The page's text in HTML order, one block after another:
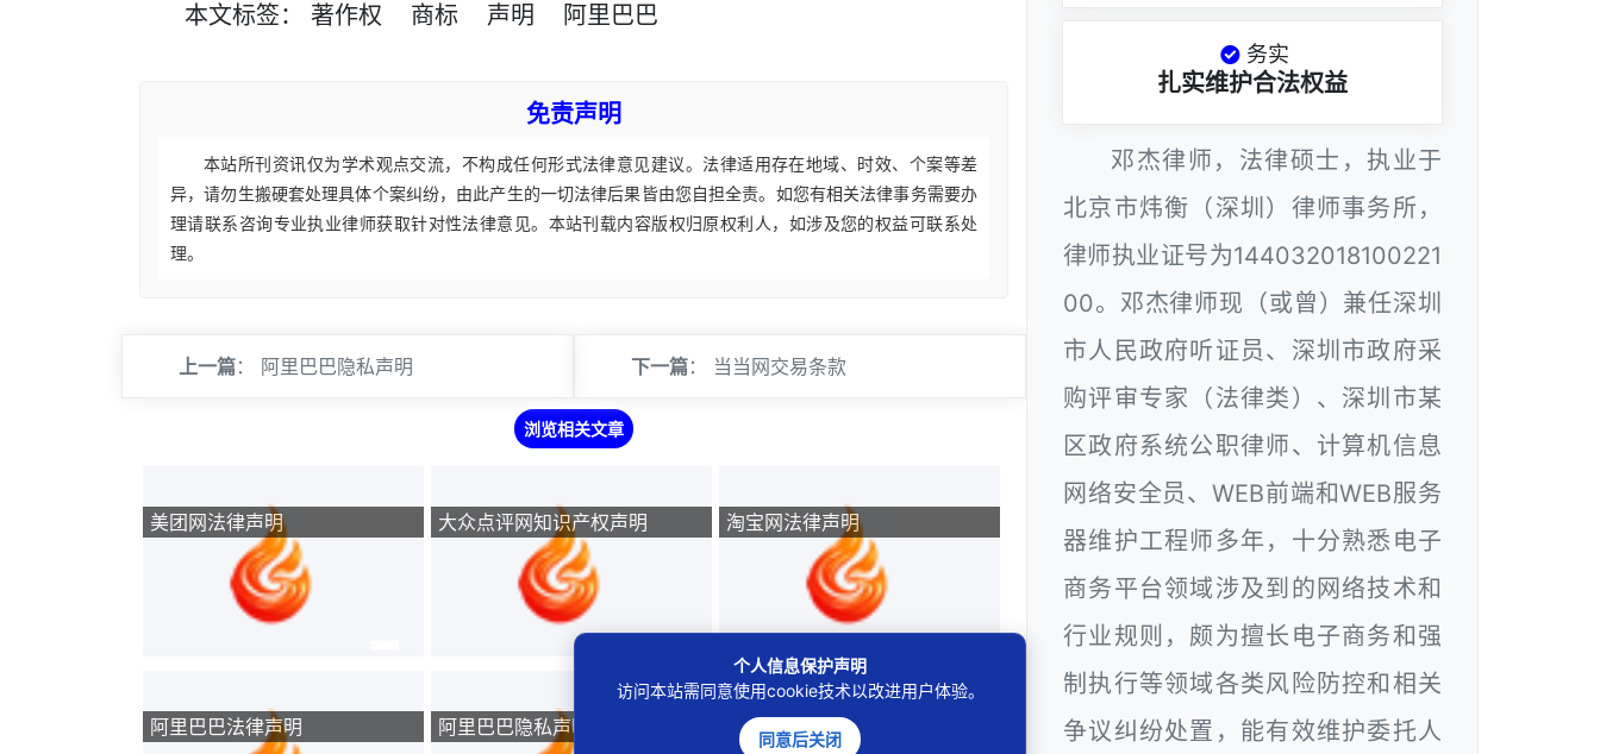
本文标签： 著作权 商标 声明 阿里巴巴
免责声明
本站所刊资讯仅为学术观点交流，不构成任何形式法律意见建议。法律适用存在地域、时效、个案等差
异，请勿生搬硬套处理具体个案纠纷，由此产生的一切法律后果皆由您自担全责。如您有相关法律事务需要办
理请联系咨询专业执业律师获取针对性法律意见。本站刊载内容版权归原权利人，如涉及您的权益可联系处
理。
上一篇： 阿里巴巴隐私声明 下一篇： 当当网交易条款
浏览相关文章
美团网法律声明 大众点评网知识产权声明 淘宝网法律声明
阿里巴巴法律声明 阿里巴巴隐私声明 亚马逊网隐私声明
务实
扎实维护合法权益
邓杰律师，法律硕士，执业于
北京市炜衡（深圳）律师事务所，
律师执业证号为144032018100221
00。邓杰律师现（或曾）兼任深圳
市人民政府听证员、深圳市政府采
购评审专家（法律类）、深圳市某
区政府系统公职律师、计算机信息
网络安全员、WEB前端和WEB服务
器维护工程师多年，十分熟悉电子
商务平台领域涉及到的网络技术和
行业规则，颇为擅长电子商务和强
制执行等领域各类风险防控和相关
争议纠纷处置，能有效维护委托人
个人信息保护声明
访问本站需同意使用cookie技术以改进用户体验。
同意后关闭